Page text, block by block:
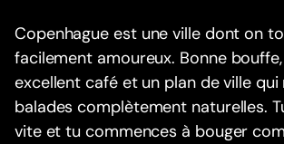
Copenhague est une ville dont on
facilement amoureux. Bonne
excellent café et un plan de ville qui
balades complètement naturelles.
vite et tu commences à bouger